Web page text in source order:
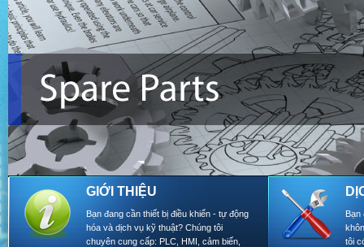
GIỚI THIỆU
Bạn đang cần thiết bị điều khiển - tự động
hóa và dịch vụ kỹ thuật? Chúng tôi
chuyên cung cấp: PLC, HMI, cảm biến,
Bạn
tôi